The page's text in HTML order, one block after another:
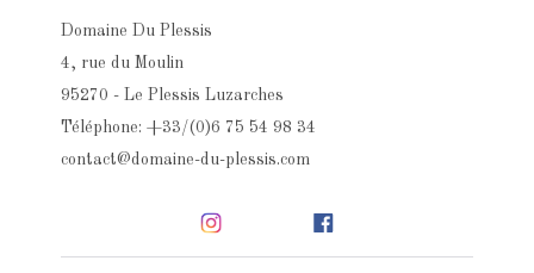
Domaine Du Plessis
4, rue du Moulin
95270 - Le Plessis Luzarches
Téléphone: +33/(0)6 75 54 98 34
contact@domaine-du-plessis.com